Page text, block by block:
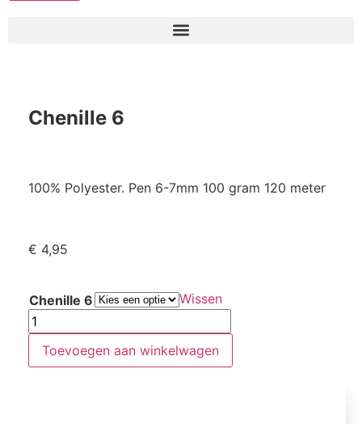
Chenille 6
100% Polyester. Pen 6-7mm 100 gram 120 meter
€ 4,95
Chenille 6 Wissen
Toevoegen aan winkelwagen